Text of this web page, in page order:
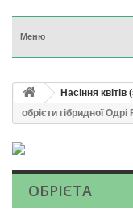
Меню
Насіння квітів
обрієти гібридної
ОБРІЄТА